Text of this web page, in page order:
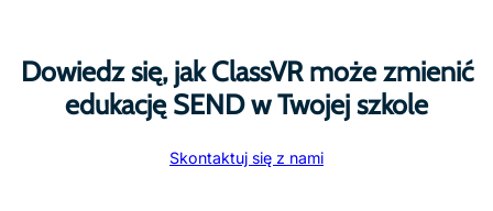
Dowiedz się, jak ClassVR może zmienić
edukację SEND w Twojej szkole
Skontaktuj się z nami